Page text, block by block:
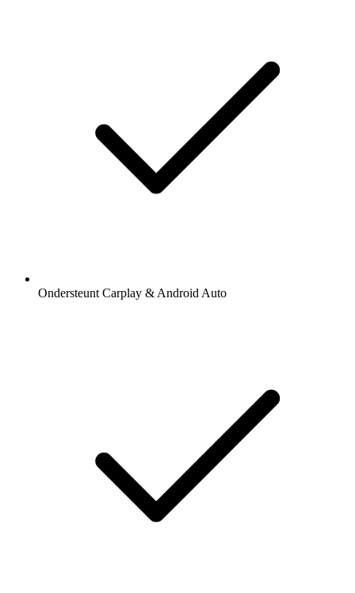
Ondersteunt Carplay & Android Auto